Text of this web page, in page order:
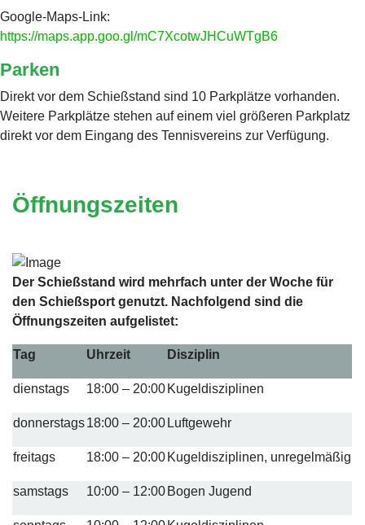
Google-Maps-Link:
https://maps.app.goo.gl/mC7XcotwJHCuWTgB6
Parken
Direkt vor dem Schießstand sind 10 Parkplätze vorhanden.
Weitere Parkplätze stehen auf einem viel größeren Parkplatz
direkt vor dem Eingang des Tennisvereins zur Verfügung.
Öffnungszeiten
Der Schießstand wird mehrfach unter der Woche für
den Schießsport genutzt. Nachfolgend sind die
Öffnungszeiten aufgelistet:
Tag Uhrzeit Disziplin
dienstags 18:00 – 20:00 Kugeldisziplinen
donnerstags18:00 – 20:00 Luftgewehr
freitags 18:00 – 20:00 Kugeldisziplinen, unregelmäßig
samstags 10:00 – 12:00 Bogen Jugend